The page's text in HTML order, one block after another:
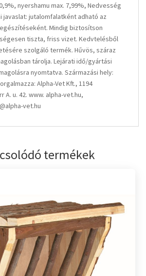
nyershamu max. 7,99%, Nedvesség
javaslat: jutalomfalatként adható az
Mindig biztosítson
tiszta, friss vizet. Kedvtelésből
szolgáló termék. Hűvös, száraz
tárolja. Lejárati idő/gyártási
nyomtatva. Származási hely:
Alpha-Vet Kft., 1194
A. u. 42. www. alpha-vet.hu,
vet.hu
termékek